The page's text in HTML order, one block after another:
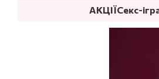
АКЦІЇСекс-